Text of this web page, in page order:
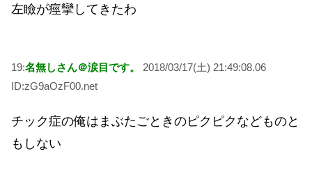
左瞼が痙攣してきたわ
19:名無しさん＠涙目です。
2018/03/17(土) 21:49:08.06
ID:zG9aOzF00.net
チック症の俺はまぶたごときのピクピクなどものと
もしない